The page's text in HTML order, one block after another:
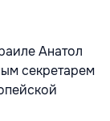
Анатол
секретарем